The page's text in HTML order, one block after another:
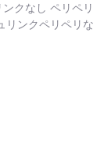
クなし ペリペリ
リンクペリペリな